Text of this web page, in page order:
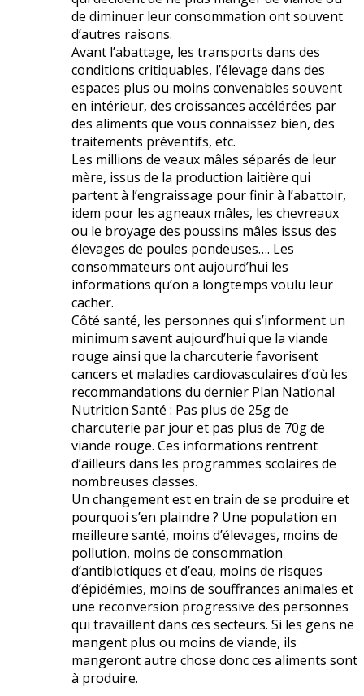
de diminuer leur consommation ont souvent
d’autres raisons.
Avant l’abattage, les transports dans des
conditions critiquables, l’élevage dans des
espaces plus ou moins convenables souvent
en intérieur, des croissances accélérées par
des aliments que vous connaissez bien, des
traitements préventifs, etc.
Les millions de veaux mâles séparés de leur
mère, issus de la production laitière qui
partent à l’engraissage pour finir à l’abattoir,
idem pour les agneaux mâles, les chevreaux
ou le broyage des poussins mâles issus des
élevages de poules pondeuses…. Les
consommateurs ont aujourd’hui les
informations qu’on a longtemps voulu leur
cacher.
Côté santé, les personnes qui s’informent un
minimum savent aujourd’hui que la viande
rouge ainsi que la charcuterie favorisent
cancers et maladies cardiovasculaires d’où les
recommandations du dernier Plan National
Nutrition Santé : Pas plus de 25g de
charcuterie par jour et pas plus de 70g de
viande rouge. Ces informations rentrent
d’ailleurs dans les programmes scolaires de
nombreuses classes.
Un changement est en train de se produire et
pourquoi s’en plaindre ? Une population en
meilleure santé, moins d’élevages, moins de
pollution, moins de consommation
d’antibiotiques et d’eau, moins de risques
d’épidémies, moins de souffrances animales et
une reconversion progressive des personnes
qui travaillent dans ces secteurs. Si les gens ne
mangent plus ou moins de viande, ils
mangeront autre chose donc ces aliments sont
à produire.